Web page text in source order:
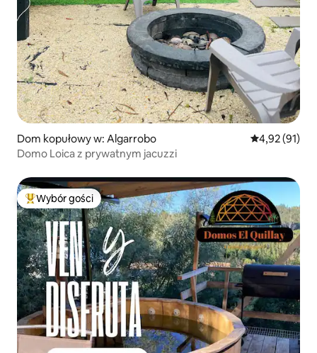
Dom kopułowy w: Algarrobo Średnia
4,92 (91)
Domo Loica z prywatnym jacuzzi
Najpopularniejsze z kategorii Wybór gości
Wybór gości